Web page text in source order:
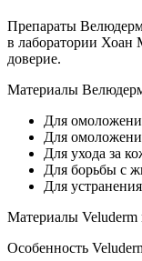
Препараты Велюдерм
в лаборатории Хоан
доверие.
Материалы Велюдерм
Для
Для
Для ухода за
Для борьбы с
Для
Материалы Veluderm
Особенность